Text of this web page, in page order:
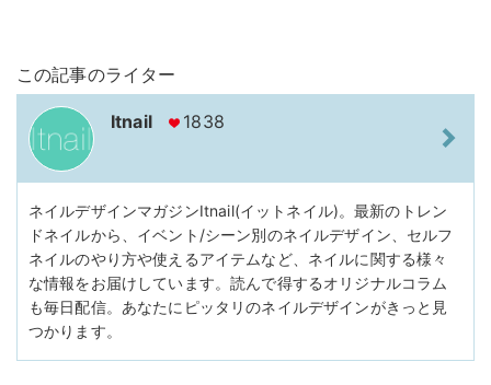
この記事のライター
Itnail 1838
ネイルデザインマガジンItnail(イットネイル)。最新のトレン
ドネイルから、イベント/シーン別のネイルデザイン、セルフ
ネイルのやり方や使えるアイテムなど、ネイルに関する様々
な情報をお届けしています。読んで得するオリジナルコラム
も毎日配信。あなたにピッタリのネイルデザインがきっと見
つかります。